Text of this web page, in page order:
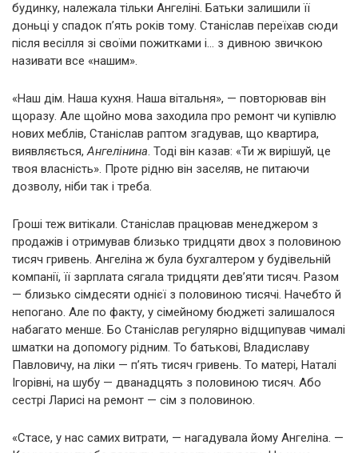
будинку, належала тільки Ангеліні. Батьки залишили її
доньці у спадок п’ять років тому. Станіслав переїхав сюди
після весілля зі своїми пожитками і… з дивною звичкою
називати все «нашим».
«Наш дім. Наша кухня. Наша вітальня», — повторював він
щоразу. Але щойно мова заходила про ремонт чи купівлю
нових меблів, Станіслав раптом згадував, що квартира,
виявляється,Ангелінина. Тоді він казав: «Ти ж вирішуй, це
твоя власність». Проте рідню він заселяв, не питаючи
дозволу, ніби так і треба.
Гроші теж витікали. Станіслав працював менеджером з
продажів і отримував близько тридцяти двох з половиною
тисяч гривень. Ангеліна ж була бухгалтером у будівельній
компанії, її зарплата сягала тридцяти дев’яти тисяч. Разом
— близько сімдесяти однієї з половиною тисячі. Начебто й
непогано. Але по факту, у сімейному бюджеті залишалося
набагато менше. Бо Станіслав регулярно відщипував чималі
шматки на допомогу рідним. То батькові, Владиславу
Павловичу, на ліки — п’ять тисяч гривень. То матері, Наталі
Ігорівні, на шубу — дванадцять з половиною тисяч. Або
сестрі Ларисі на ремонт — сім з половиною.
«Стасе, у нас самих витрати, — нагадувала йому Ангеліна. —